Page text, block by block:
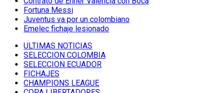
Fortuna Messi
Juventus va por un colombiano
Emelec fichaje lesionado
ULTIMAS NOTICIAS
SELECCION COLOMBIA
SELECCION ECUADOR
FICHAJES
CHAMPIONS LEAGUE